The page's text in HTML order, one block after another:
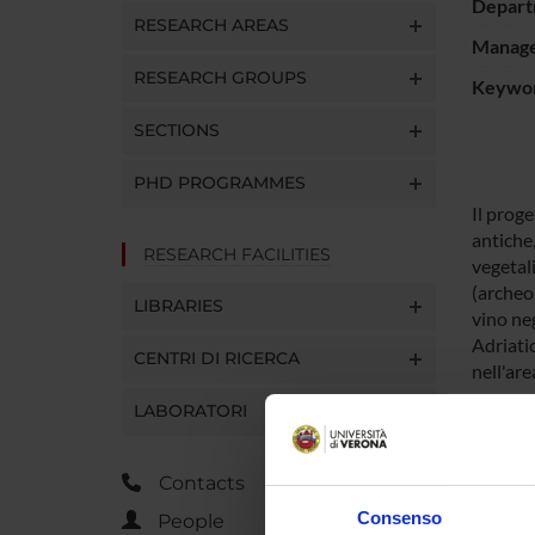
Consenso
RESEARCH AREAS
RESEARCH GROUPS
SECTIONS
PHD PROGRAMMES
RESEARCH FACILITIES
LIBRARIES
CENTRI DI RICERCA
LABORATORI
Contacts
People
Il
vino